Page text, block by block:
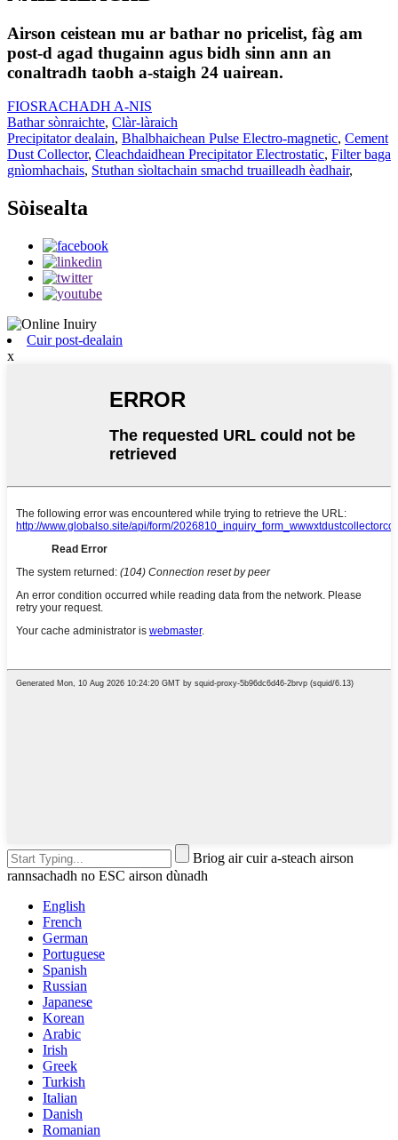
Airson ceistean mu ar bathar no pricelist, fàg am
post-d agad thugainn agus bidh sinn ann an
conaltradh taobh a-staigh 24 uairean.
FIOSRACHADH A-NIS
Bathar sònraichte, Clàr-làraich
Precipitator dealain, Bhalbhaichean Pulse Electro-magnetic, Cement
Dust Collector, Cleachdaidhean Precipitator Electrostatic, Filter baga
gnìomhachais, Stuthan sìoltachain smachd truailleadh èadhair,
Sòisealta
Cuir post-dealain
x
Briog air cuir a-steach airson
rannsachadh no ESC airson dùnadh
English
French
German
Portuguese
Spanish
Russian
Japanese
Korean
Arabic
Irish
Greek
Turkish
Italian
Danish
Romanian